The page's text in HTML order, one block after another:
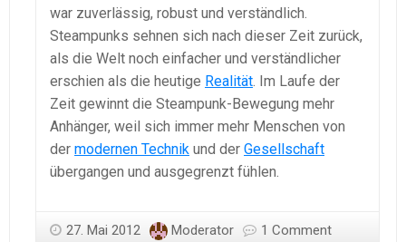
war zuverlässig, robust und verständlich.
Steampunks sehnen sich nach dieser Zeit zurück,
als die Welt noch einfacher und verständlicher
erschien als die heutige Realität. Im Laufe der
Zeit gewinnt die Steampunk-Bewegung mehr
Anhänger, weil sich immer mehr Menschen von
der modernen Technik und der Gesellschaft
übergangen und ausgegrenzt fühlen.
27. Mai 2012 Moderator 1 Comment